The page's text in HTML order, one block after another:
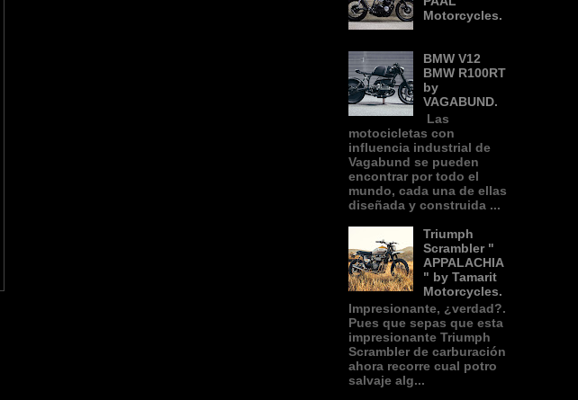
Motorcycles.
BMW V12
BMW R100RT
by
VAGABUND.
Las
motocicletas con
influencia industrial de
Vagabund se pueden
encontrar por todo el
mundo, cada una de ellas
diseñada y construida ...
Triumph
Scrambler "
APPALACHIA
" by Tamarit
Motorcycles.
Impresionante, ¿verdad?.
Pues que sepas que esta
impresionante Triumph
Scrambler de carburación
ahora recorre cual potro
salvaje alg...